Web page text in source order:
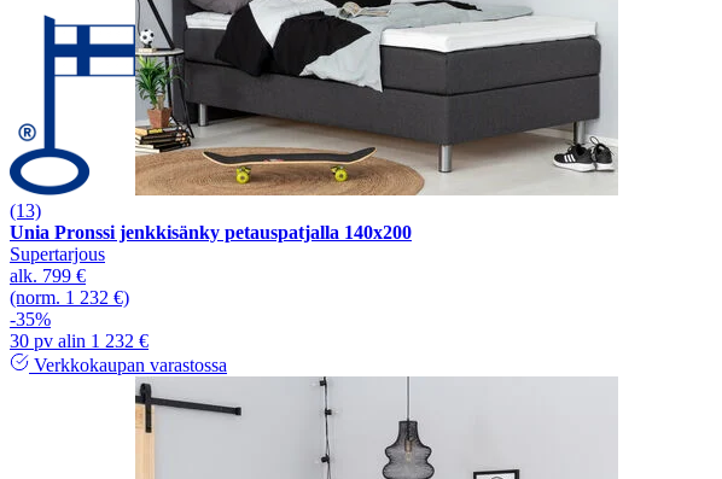
(13)
Unia Pronssi jenkkisänky petauspatjalla 140x200
Supertarjous
alk. 799 €
(norm. 1 232 €)
-35%
30 pv alin 1 232 €
Verkkokaupan varastossa